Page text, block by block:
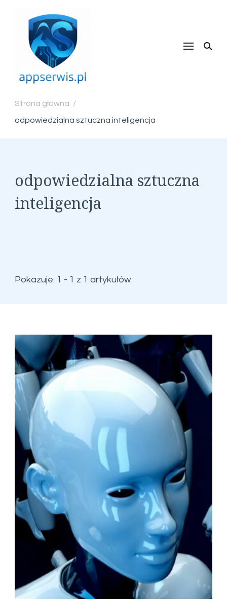
Strona główna /
odpowiedzialna sztuczna inteligencja
odpowiedzialna sztuczna
inteligencja
Pokazuje: 1 - 1 z 1 artykułów